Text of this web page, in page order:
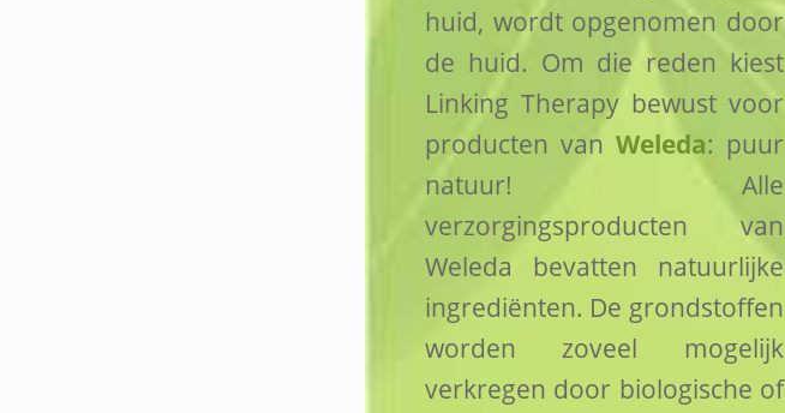
huid, wordt opgenomen door
de huid. Om die reden kiest
Linking Therapy bewust voor
producten van Weleda: puur
natuur! Alle
verzorgingsproducten van
Weleda bevatten natuurlijke
ingrediënten. De grondstoffen
worden zoveel mogelijk
verkregen door biologische of